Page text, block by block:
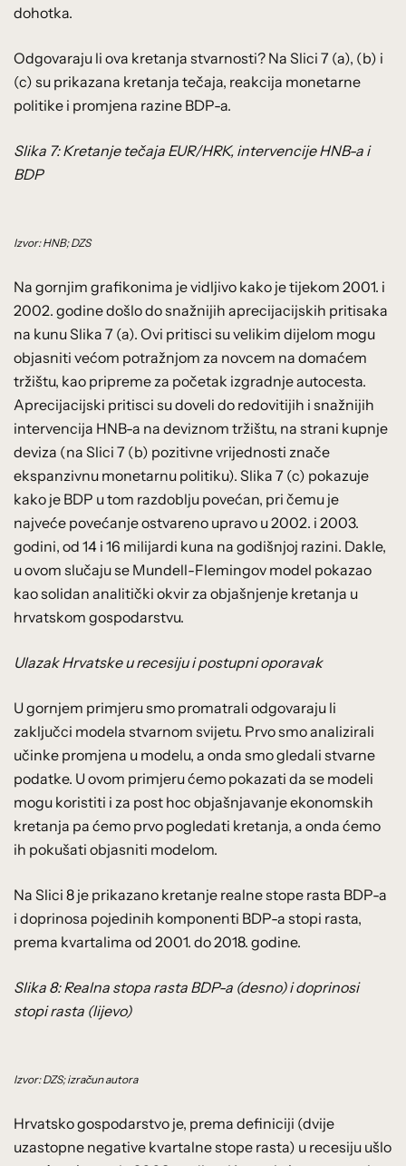
dohotka.
Odgovaraju li ova kretanja stvarnosti? Na Slici 7 (a), (b) i
(c) su prikazana kretanja tečaja, reakcija monetarne
politike i promjena razine BDP-a.
Slika 7: Kretanje tečaja EUR/HRK, intervencije HNB-a i
BDP
Izvor: HNB; DZS
Na gornjim grafikonima je vidljivo kako je tijekom 2001. i
2002. godine došlo do snažnijih aprecijacijskih pritisaka
na kunu Slika 7 (a). Ovi pritisci su velikim dijelom mogu
objasniti većom potražnjom za novcem na domaćem
tržištu, kao pripreme za početak izgradnje autocesta.
Aprecijacijski pritisci su doveli do redovitijih i snažnijih
intervencija HNB-a na deviznom tržištu, na strani kupnje
deviza (na Slici 7 (b) pozitivne vrijednosti znače
ekspanzivnu monetarnu politiku). Slika 7 (c) pokazuje
kako je BDP u tom razdoblju povećan, pri čemu je
najveće povećanje ostvareno upravo u 2002. i 2003.
godini, od 14 i 16 milijardi kuna na godišnjoj razini. Dakle,
u ovom slučaju se Mundell-Flemingov model pokazao
kao solidan analitički okvir za objašnjenje kretanja u
hrvatskom gospodarstvu.
Ulazak Hrvatske u recesiju i postupni oporavak
U gornjem primjeru smo promatrali odgovaraju li
zaključci modela stvarnom svijetu. Prvo smo analizirali
učinke promjena u modelu, a onda smo gledali stvarne
podatke. U ovom primjeru ćemo pokazati da se modeli
mogu koristiti i za post hoc objašnjavanje ekonomskih
kretanja pa ćemo prvo pogledati kretanja, a onda ćemo
ih pokušati objasniti modelom.
Na Slici 8 je prikazano kretanje realne stope rasta BDP-a
i doprinosa pojedinih komponenti BDP-a stopi rasta,
prema kvartalima od 2001. do 2018. godine.
Slika 8: Realna stopa rasta BDP-a (desno) i doprinosi
stopi rasta (lijevo)
Izvor: DZS; izračun autora
Hrvatsko gospodarstvo je, prema definiciji (dvije
uzastopne negative kvartalne stope rasta) u recesiju ušlo